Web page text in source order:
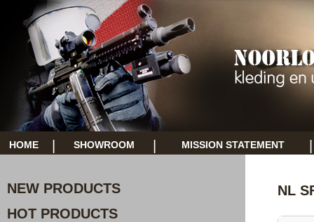
HOME SHOWROOM MISSION STATEMENT
NEW PRODUCTS
HOT PRODUCTS
NL